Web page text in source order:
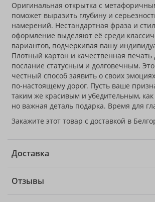
Оригинальная открытка с
поможет выразить глубину и
намерений. Нестандартная фраза и
оформление выделяют её среди
вариантов, подчеркивая вашу
Плотный картон и качественная печать
послание статусным и долговечным.
честный способ заявить о своих
по-настоящему дорог. Пусть ваше
таким же красивым и убедительным, как
но важная деталь подарка. Время для
Закажите этот товар с доставкой в
Доставка
Отзывы